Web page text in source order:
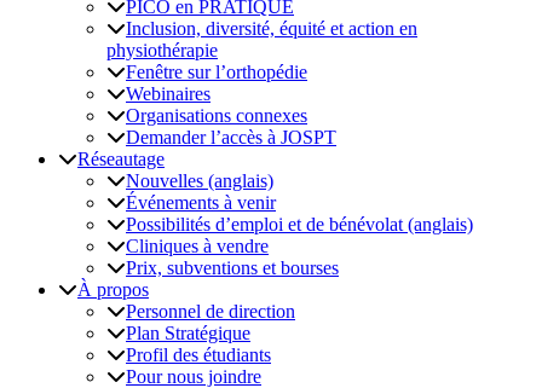
PICO en PRATIQUE
Inclusion, diversité, équité et action en
physiothérapie
Fenêtre sur l’orthopédie
Webinaires
Organisations connexes
Demander l’accès à JOSPT
Réseautage
Nouvelles (anglais)
Événements à venir
Possibilités d’emploi et de bénévolat (anglais)
Cliniques à vendre
Prix, subventions et bourses
À propos
Personnel de direction
Plan Stratégique
Profil des étudiants
Pour nous joindre